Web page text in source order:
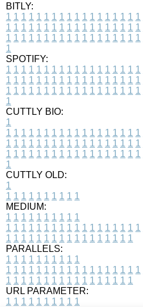
BITLY:
1 1 1 1 1 1 1 1 1 1 1 1 1 1 1 1 1 1
1 1 1 1 1 1 1 1 1 1 1 1 1 1 1 1 1 1
1 1 1 1 1 1 1 1 1 1 1 1 1 1 1 1 1 1
1
SPOTIFY:
1 1 1 1 1 1 1 1 1 1 1 1 1 1 1 1 1 1
1 1 1 1 1 1 1 1 1 1 1 1 1 1 1 1 1 1
1 1 1 1 1 1 1 1 1 1 1 1 1 1 1 1 1 1
1
CUTTLY BIO:
1
1 1 1 1 1 1 1 1 1 1 1 1 1 1 1 1 1 1
1 1 1 1 1 1 1 1 1 1 1 1 1 1 1 1 1 1
1 1 1 1 1 1 1 1 1 1 1 1 1 1 1 1 1 1
1
CUTTLY OLD:
1
1 1 1 1 1 1 1 1 1 1
MEDIUM:
1 1 1 1 1 1 1 1 1 1
1 1 1 1 1 1 1 1 1 1 1 1 1 1 1 1 1 1
1 1 1 1 1 1 1 1 1 1 1 1 1 1 1 1 1
PARALLELS:
1 1 1 1 1 1 1 1 1 1
1 1 1 1 1 1 1 1 1 1 1 1 1 1 1 1 1 1
1 1 1 1 1 1 1 1 1 1 1 1 1 1 1 1 1
URL PARAMETER:
1 1 1 1 1 1 1 1 1 1